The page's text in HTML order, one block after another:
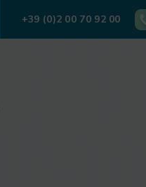
+39 (0)2 00 70 92 00